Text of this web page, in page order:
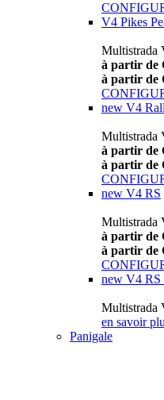
V4 Pikes
Multistrada
à partir de
à partir de
new V4
Multistrada
à partir de
à partir de
new V4 RS
Multistrada
à partir de
à partir de
new V4 RS
Multistrada
en savoir
Panigale